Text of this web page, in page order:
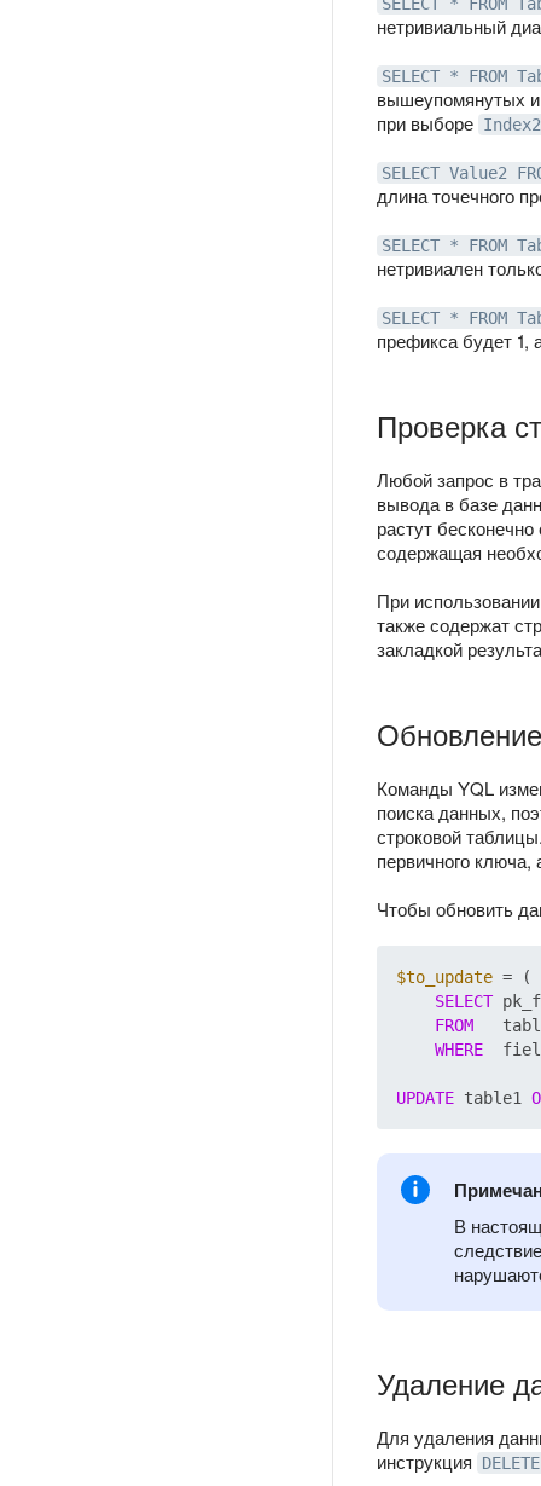
нетривиальный
SELECT * FROM
вышеупомянутых
при выборе
SELECT Value2
длина точечного
SELECT * FROM
нетривиален
SELECT * FROM
префикса будет 1,
Проверка
Любой запрос в
вывода в базе
растут
содержащая
При
также содержат
закладкой
Команды YQL
поиска данных,
строковой
первичного
Чтобы обновить
$to_update = (
SELECT
FROM
WHERE
UPDATE table1
В
Удаление
Для удаления
инструкция